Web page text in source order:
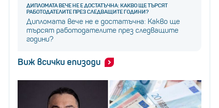
ДИПЛОМАТА ВЕЧЕ НЕ Е ДОСТАТЪЧНА: КАКВО ЩЕ ТЪРСЯТ
РАБОТОДАТЕЛИТЕ ПРЕЗ СЛЕДВАЩИТЕ ГОДИНИ?
Дипломата вече не е достатъчна: Какво ще
търсят работодателите през следващите
години?
Виж всички епизоди